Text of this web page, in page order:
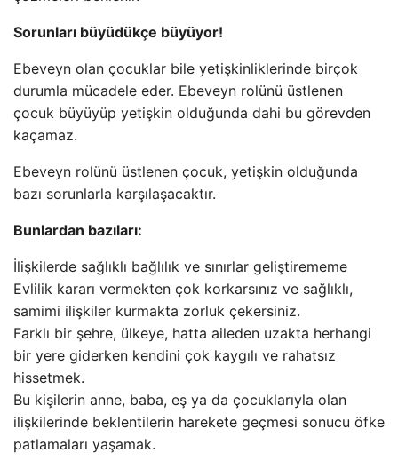
Sorunları büyüdükçe büyüyor!
Ebeveyn olan çocuklar bile yetişkinliklerinde birçok
durumla mücadele eder. Ebeveyn rolünü üstlenen
çocuk büyüyüp yetişkin olduğunda dahi bu görevden
kaçamaz.
Ebeveyn rolünü üstlenen çocuk, yetişkin olduğunda
bazı sorunlarla karşılaşacaktır.
Bunlardan bazıları:
İlişkilerde sağlıklı bağlılık ve sınırlar geliştirememe
Evlilik kararı vermekten çok korkarsınız ve sağlıklı,
samimi ilişkiler kurmakta zorluk çekersiniz.
Farklı bir şehre, ülkeye, hatta aileden uzakta herhangi
bir yere giderken kendini çok kaygılı ve rahatsız
hissetmek.
Bu kişilerin anne, baba, eş ya da çocuklarıyla olan
ilişkilerinde beklentilerin harekete geçmesi sonucu öfke
patlamaları yaşamak.